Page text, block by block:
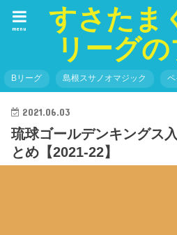
すさたま
リーグ
menu
Bリーグ 島根スサノオマジック ペ
2021.06.03
琉球ゴールデンキングス
とめ【2021-22】